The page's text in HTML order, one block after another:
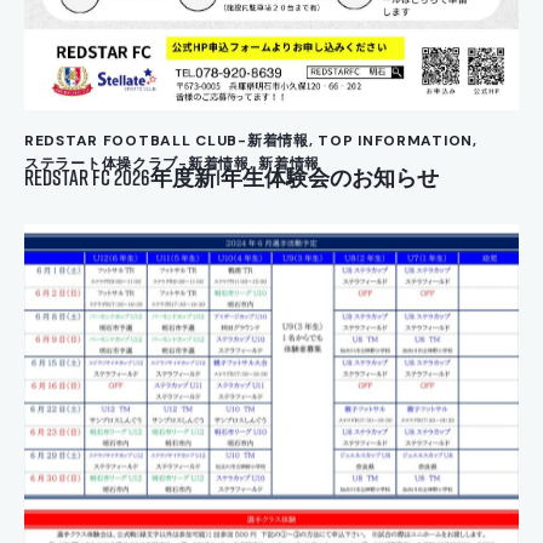
REDSTAR FOOTBALL CLUB-新着情報, TOP INFORMATION,
ステラート体操クラブ-新着情報,新着情報
REDSTAR FC 2026年度新1年生体験会のお知らせ